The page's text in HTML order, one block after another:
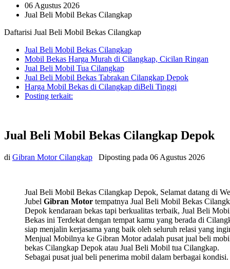
06 Agustus 2026
Jual Beli Mobil Bekas Cilangkap
Daftarisi Jual Beli Mobil Bekas Cilangkap
Jual Beli Mobil Bekas Cilangkap
Mobil Bekas Harga Murah di Cilangkap, Cicilan Ringan
Jual Beli Mobil Tua Cilangkap
Jual Beli Mobil Bekas Tabrakan Cilangkap Depok
Harga Mobil Bekas di Cilangkap diBeli Tinggi
Posting terkait:
Jual Beli Mobil Bekas Cilangkap Depok
di Gibran Motor Cilangkap Diposting pada 06 Agustus 2026
Jual Beli Mobil Bekas Cilangkap Depok, Selamat datang di
Jubel Gibran Motor tempatnya Jual Beli Mobil Bekas
Depok kendaraan bekas tapi berkualitas terbaik, Jual Beli
Bekas ini Terdekat dengan tempat kamu yang berada di
siap menjalin kerjasama yang baik oleh seluruh relasi yang
Menjual Mobilnya ke Gibran Motor adalah pusat jual beli
bekas Cilangkap Depok atau Jual Beli Mobil tua Cilangkap.
Sebagai pusat jual beli penerima mobil dalam berbagai kondisi.